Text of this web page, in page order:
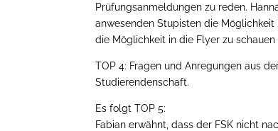
Prüfungsanmeldungen zu reden.
anwesenden Stupisten die
die Möglichkeit in die Flyer zu
TOP 4: Fragen und Anregungen aus
Studierendenschaft.
Es folgt TOP 5:
Fabian erwähnt, dass der FSK nicht